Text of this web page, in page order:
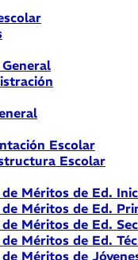
Escolar
Escolar
Méritos de Ed.
Méritos de Ed.
Méritos de Ed.
Méritos de Ed.
Méritos de